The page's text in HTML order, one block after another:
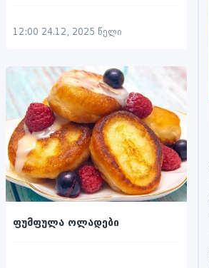
12:00 24.12, 2025 წელი
ფუმფულა ოლადები